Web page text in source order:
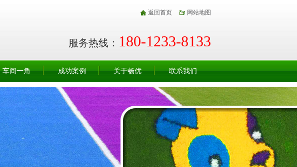
返回首页 网站地图
服务热线： 180-1233-8133
车间一角 成功案例 关于畅优 联系我们